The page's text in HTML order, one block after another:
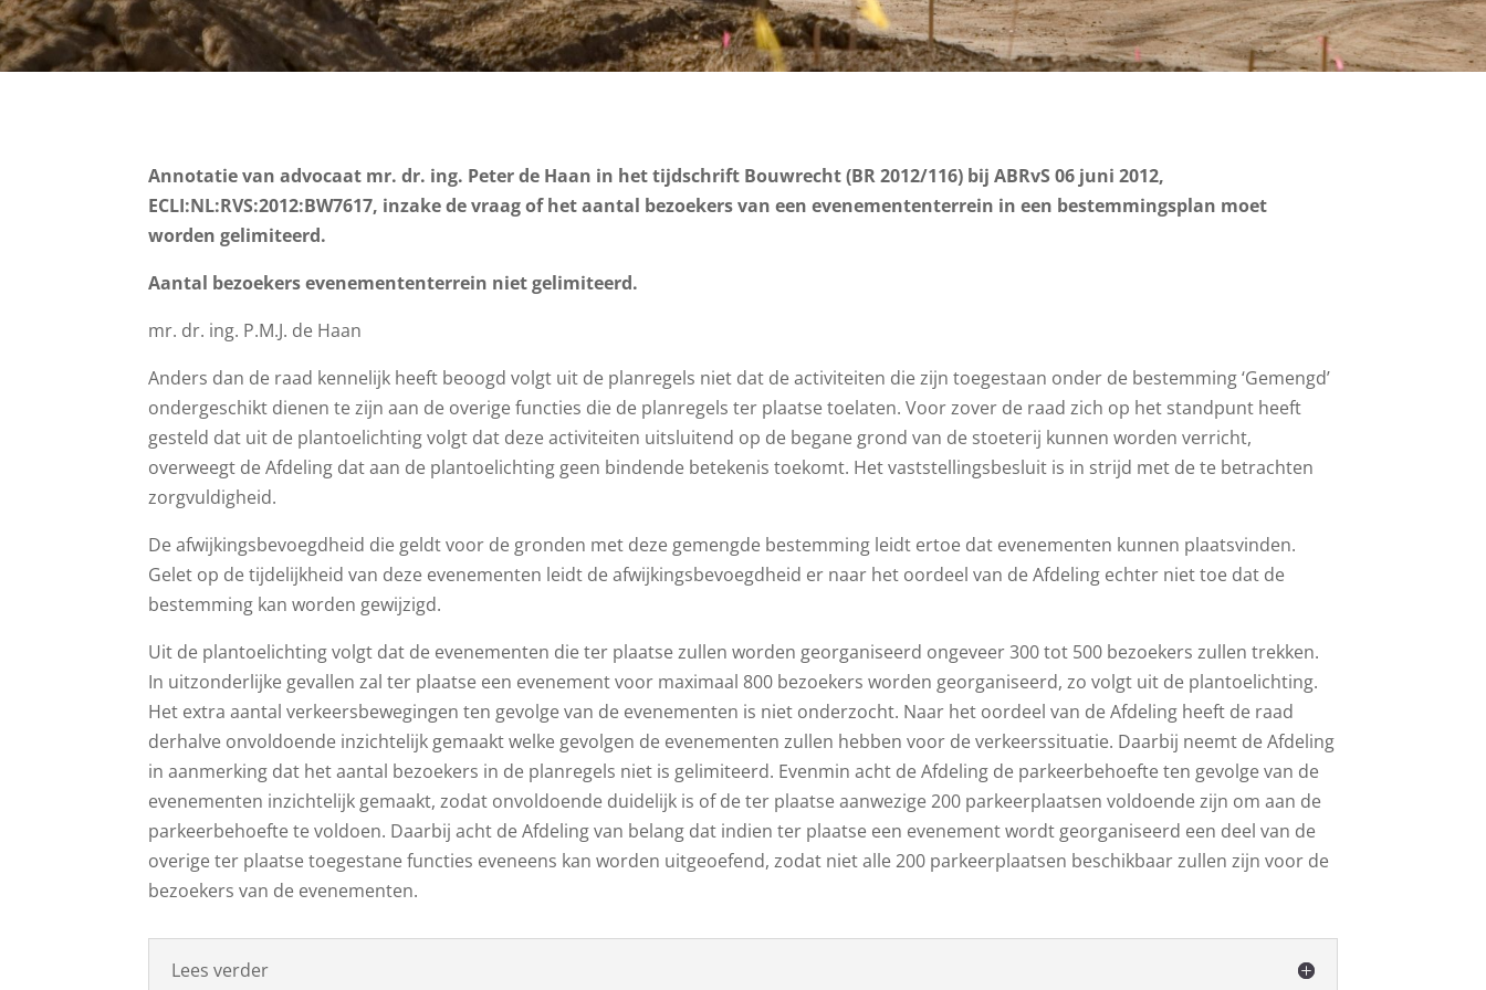
Annotatie van advocaat mr. dr. ing. Peter de Haan in het tijdschrift Bouwrecht (BR 2012/116) bij ABRvS 06 juni 2012,
ECLI:NL:RVS:2012:BW7617, inzake de vraag of het aantal bezoekers van een evenemententerrein in een bestemmingsplan moet
worden gelimiteerd.
Aantal bezoekers evenemententerrein niet gelimiteerd.
mr. dr. ing. P.M.J. de Haan
Anders dan de raad kennelijk heeft beoogd volgt uit de planregels niet dat de activiteiten die zijn toegestaan onder de bestemming ‘Gemengd’
ondergeschikt dienen te zijn aan de overige functies die de planregels ter plaatse toelaten. Voor zover de raad zich op het standpunt heeft
gesteld dat uit de plantoelichting volgt dat deze activiteiten uitsluitend op de begane grond van de stoeterij kunnen worden verricht,
overweegt de Afdeling dat aan de plantoelichting geen bindende betekenis toekomt. Het vaststellingsbesluit is in strijd met de te betrachten
zorgvuldigheid.
De afwijkingsbevoegdheid die geldt voor de gronden met deze gemengde bestemming leidt ertoe dat evenementen kunnen plaatsvinden.
Gelet op de tijdelijkheid van deze evenementen leidt de afwijkingsbevoegdheid er naar het oordeel van de Afdeling echter niet toe dat de
bestemming kan worden gewijzigd.
Uit de plantoelichting volgt dat de evenementen die ter plaatse zullen worden georganiseerd ongeveer 300 tot 500 bezoekers zullen trekken.
In uitzonderlijke gevallen zal ter plaatse een evenement voor maximaal 800 bezoekers worden georganiseerd, zo volgt uit de plantoelichting.
Het extra aantal verkeersbewegingen ten gevolge van de evenementen is niet onderzocht. Naar het oordeel van de Afdeling heeft de raad
derhalve onvoldoende inzichtelijk gemaakt welke gevolgen de evenementen zullen hebben voor de verkeerssituatie. Daarbij neemt de Afdeling
in aanmerking dat het aantal bezoekers in de planregels niet is gelimiteerd. Evenmin acht de Afdeling de parkeerbehoefte ten gevolge van de
evenementen inzichtelijk gemaakt, zodat onvoldoende duidelijk is of de ter plaatse aanwezige 200 parkeerplaatsen voldoende zijn om aan de
parkeerbehoefte te voldoen. Daarbij acht de Afdeling van belang dat indien ter plaatse een evenement wordt georganiseerd een deel van de
overige ter plaatse toegestane functies eveneens kan worden uitgeoefend, zodat niet alle 200 parkeerplaatsen beschikbaar zullen zijn voor de
bezoekers van de evenementen.
Lees verder